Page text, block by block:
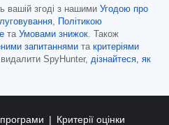
вашій згоді з нашими Угодою про
,
Політикою
та Умовами знижок. Також
запитаннями та критеріями
SpyHunter, дізнайтеся, як
Критерії оцінки